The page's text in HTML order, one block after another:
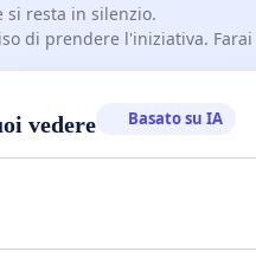
improvviso,
InterRegio,
si resta in silenzio.
di prendere l'iniziativa. Farai
vedere Basato su IA